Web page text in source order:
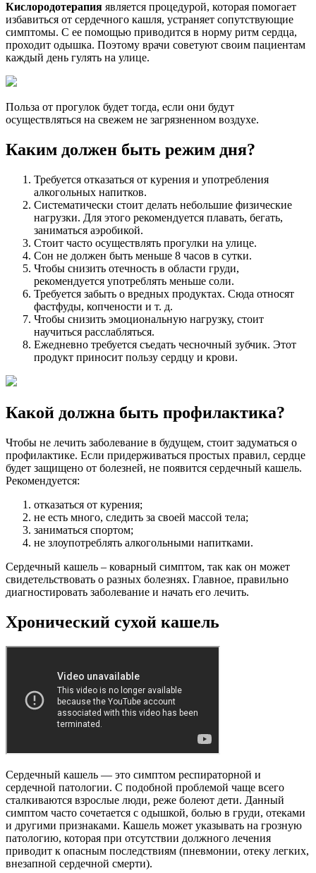
Кислородотерапия является процедурой, которая помогает
избавиться от сердечного кашля, устраняет сопутствующие
симптомы. С ее помощью приводится в норму ритм сердца,
проходит одышка. Поэтому врачи советуют своим пациентам
каждый день гулять на улице.
Польза от прогулок будет тогда, если они будут
осуществляться на свежем не загрязненном воздухе.
Каким должен быть режим дня?
Требуется отказаться от курения и употребления
алкогольных напитков.
Систематически стоит делать небольшие физические
нагрузки. Для этого рекомендуется плавать, бегать,
заниматься аэробикой.
Стоит часто осуществлять прогулки на улице.
Сон не должен быть меньше 8 часов в сутки.
Чтобы снизить отечность в области груди,
рекомендуется употреблять меньше соли.
Требуется забыть о вредных продуктах. Сюда относят
фастфуды, копчености и т. д.
Чтобы снизить эмоциональную нагрузку, стоит
научиться расслабляться.
Ежедневно требуется съедать чесночный зубчик. Этот
продукт приносит пользу сердцу и крови.
Какой должна быть профилактика?
Чтобы не лечить заболевание в будущем, стоит задуматься о
профилактике. Если придерживаться простых правил, сердце
будет защищено от болезней, не появится сердечный кашель.
Рекомендуется:
отказаться от курения;
не есть много, следить за своей массой тела;
заниматься спортом;
не злоупотреблять алкогольными напитками.
Сердечный кашель – коварный симптом, так как он может
свидетельствовать о разных болезнях. Главное, правильно
диагностировать заболевание и начать его лечить.
Хронический сухой кашель
Сердечный кашель — это симптом респираторной и
сердечной патологии. С подобной проблемой чаще всего
сталкиваются взрослые люди, реже болеют дети. Данный
симптом часто сочетается с одышкой, болью в груди, отеками
и другими признаками. Кашель может указывать на грозную
патологию, которая при отсутствии должного лечения
приводит к опасным последствиям (пневмонии, отеку легких,
внезапной сердечной смерти).